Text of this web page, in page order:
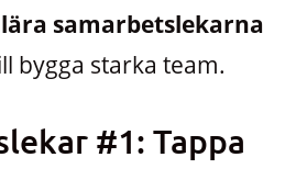
samarbetslekarna
bygga starka team.
#1: Tappa